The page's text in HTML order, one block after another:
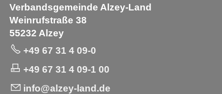
Verbandsgemeinde Alzey-Land
Weinrufstraße 38
55232 Alzey
+49 67 31 4 09-0
+49 67 31 4 09-1 00
info@alzey-land.de